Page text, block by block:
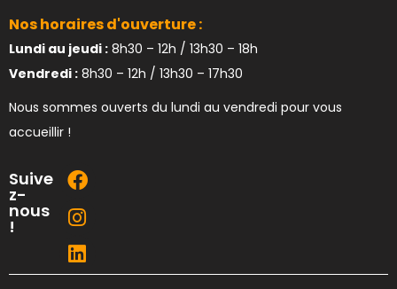
Nos horaires d'ouverture :
Lundi au jeudi : 8h30 – 12h / 13h30 – 18h
Vendredi : 8h30 – 12h / 13h30 – 17h30
Nous sommes ouverts du lundi au vendredi pour vous
accueillir !
Suive
z-
nous
!